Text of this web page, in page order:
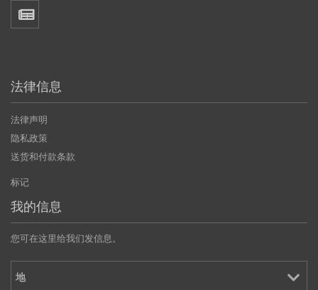
法律信息
法律声明
隐私政策
送货和付款条款
标记
我的信息
您可在这里给我们发信息。